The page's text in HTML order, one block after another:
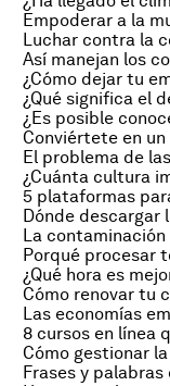
Luchar contra la
Así manejan los
¿Cómo dejar tu
Conviértete en
El problema de
¿Cuánta cultura
5 plataformas
Dónde descargar